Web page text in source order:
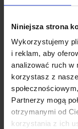
Niniejsza strona
Wykorzystujemy
i reklam, aby
analizować ruch w
korzystasz z
Partnerzy mogą
otrzymanymi od
korzystania z ich
Zegarek
85,00 zł
Dodaj do